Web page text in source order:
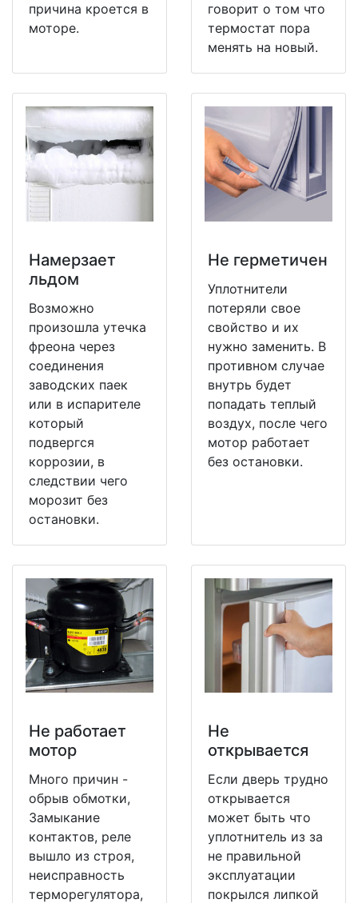
причина кроется в
моторе.
говорит о том что
термостат пора
менять на новый.
Намерзает
льдом
Возможно
произошла утечка
фреона через
соединения
заводских паек
или в испарителе
который
подвергся
коррозии, в
следствии чего
морозит без
остановки.
Не герметичен
Уплотнители
потеряли свое
свойство и их
нужно заменить. В
противном случае
внутрь будет
попадать теплый
воздух, после чего
мотор работает
без остановки.
Не работает
мотор
Много причин -
обрыв обмотки,
Замыкание
контактов, реле
вышло из строя,
неисправность
терморегулятора,
Не
открывается
Если дверь трудно
открывается
может быть что
уплотнитель из за
не правильной
эксплуатации
покрылся липкой